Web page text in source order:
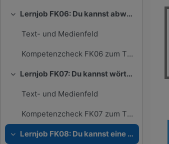
Einklappen Lernjob FK06: Du kannst abwechslungsreich und spannend erzählen
Text- und Medienfeld
Kompetenzcheck FK06 zum Thema "Spannung" (4 Fragen)
Einklappen Lernjob FK07: Du kannst wörtliche Rede verwenden
Text- und Medienfeld
Kompetenzcheck FK07 zum Thema "wörtliche Rede" (4 Fragen)
Einklappen Lernjob FK08: Du kannst eine Erzählung planen